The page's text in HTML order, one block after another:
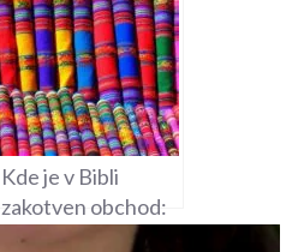
důsledcích
Kde je v Bibli
zakotven obchod:
Etika obchodu a